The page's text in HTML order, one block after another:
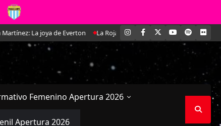
La joya de Everton La Roja Femenina Sub-17 enfrentará a
INSTAGRAM
FACEBOOK YOUTUBE
SPOTIFY
Femenino Apertura 2026
Apertura 2026